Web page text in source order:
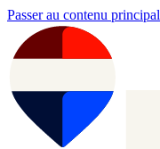
Passer au contenu principal